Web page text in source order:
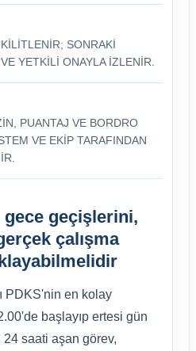
SONRAKI
YETKILI ONAYLA IZLENIR.
PUANTAJ VE BORDRO
VE EKIP TARAFINDAN
geçişlerini,
çalışma
PDKS'nin en kolay
başlayıp ertesi gün
saati aşan görev,